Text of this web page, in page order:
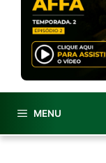
MENU